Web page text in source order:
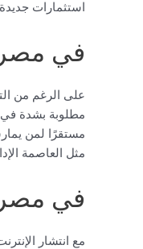
استثمارات
في مصر،
على الرغم من
مطلوبة بشدة في
مستقرًا لمن
مثل العاصمة
في
مع انتشار